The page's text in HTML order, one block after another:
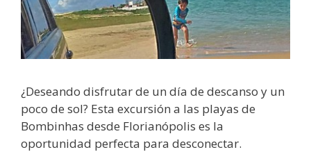
¿Deseando disfrutar de un día de descanso y un
poco de sol? Esta excursión a las playas de
Bombinhas desde Florianópolis es la
oportunidad perfecta para desconectar.